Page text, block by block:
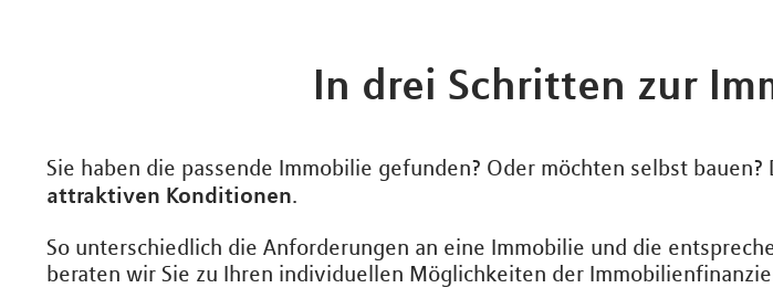
In drei Schritten zur
Sie haben die passende Immobilie gefunden? Oder möchten selbst
attraktiven Konditionen.
So unterschiedlich die Anforderungen an eine Immobilie und die
beraten wir Sie zu Ihren individuellen Möglichkeiten der